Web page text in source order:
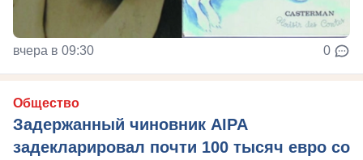
вчера в 09:30 0
Общество
Задержанный чиновник AIPA
задекларировал почти 100 тысяч евро со